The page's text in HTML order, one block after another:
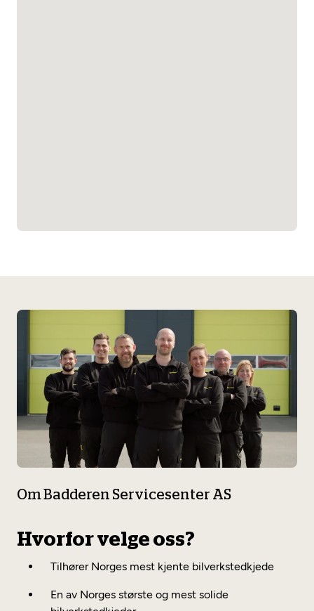
Om Badderen Servicesenter AS
Hvorfor velge oss?
Tilhører Norges mest kjente bilverkstedkjede
En av Norges største og mest solide